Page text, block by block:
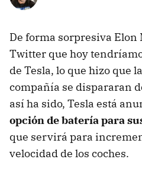
De forma sorpresiva Elon
Twitter que hoy
de Tesla, lo que hizo que
compañía se dispararan
así ha sido, Tesla está
opción de batería para
que servirá para
velocidad de los coches.